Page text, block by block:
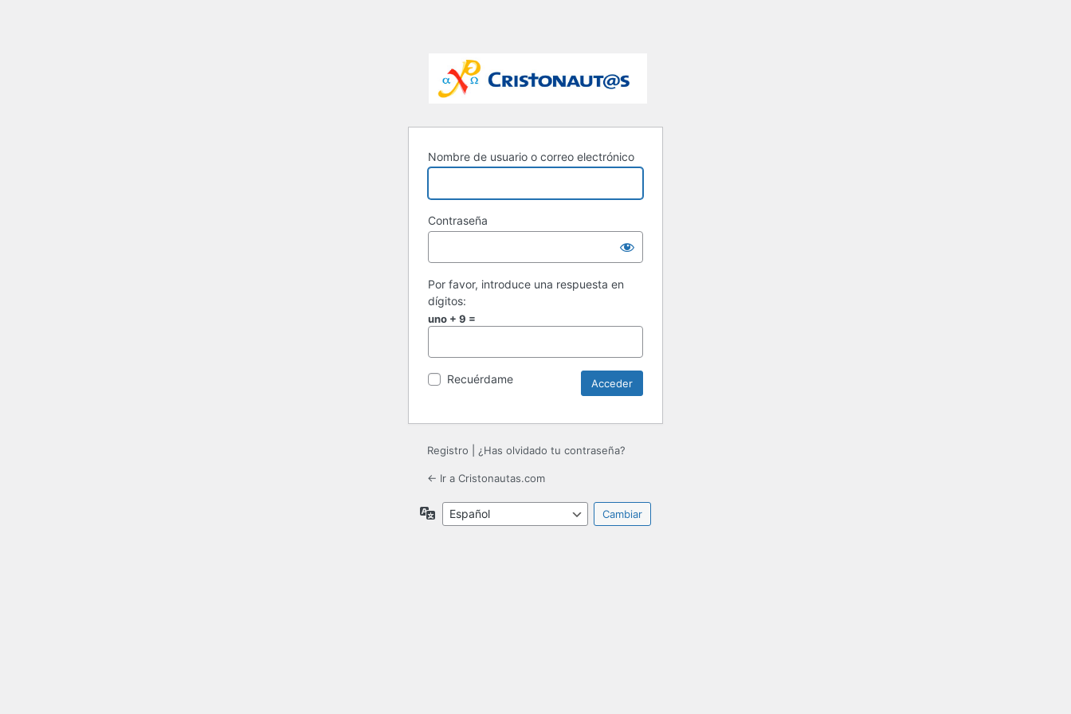
Nombre de usuario o correo electrónico
Contraseña
Por favor, introduce una respuesta en
dígitos:
uno + 9 =
Recuérdame
Registro ¿Has olvidado tu contraseña?
← Ir a Cristonautas.com
Idioma